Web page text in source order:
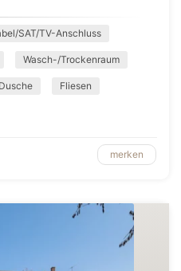
SAT/TV-Anschluss
Wasch-/Trockenraum
Dusche Fliesen
merken